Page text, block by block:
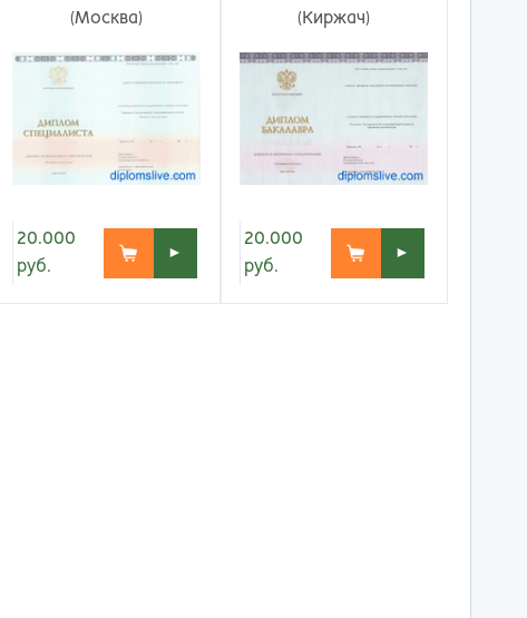
Петропавловск Камчатский
Пятигорск
Ростов-на-Дону
Череповец
Якутск
Ярославль
(Москва)
20.000
руб.
►
(Киржач)
20.000
руб.
►